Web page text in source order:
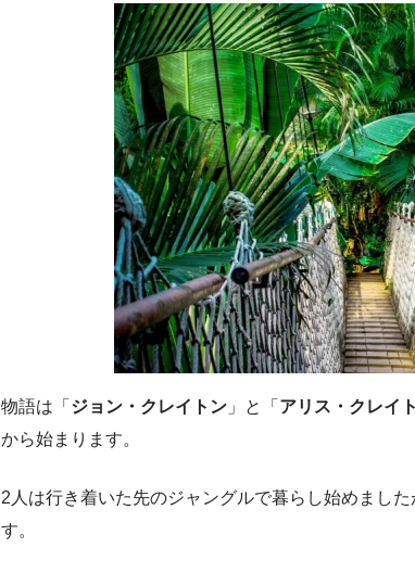
物語は「 ジョン・クレイトン 」と「 アリス・クレイ
から始まります。
2人は行き着いた先のジャングルで暮らし始めました
す。